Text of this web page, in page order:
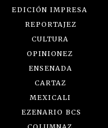
EDICIÓN IMPRESA
REPORTAJEZ
CULTURA
OPINIONEZ
ENSENADA
CARTAZ
MEXICALI
EZENARIO BCS